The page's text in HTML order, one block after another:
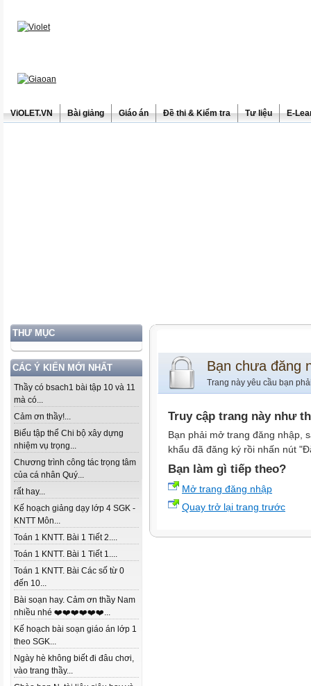
ViOLET.VN Bài giảng Giáo án Đề thi & Kiểm tra Tư liệu E-
THƯ MỤC
CÁC Ý KIẾN MỚI NHẤT
Thầy có bsach1 bài tập 10 và 11
mà có...
Cảm ơn thầy!...
Biểu tập thể Chi bộ xây dựng
nhiệm vụ trọng...
Chương trình công tác trọng tâm
của cá nhân Quý...
rất hay...
Kế hoạch giảng dạy lớp 4 SGK -
KNTT Môn...
Toán 1 KNTT. Bài 1 Tiết 2....
Toán 1 KNTT. Bài 1 Tiết 1....
Toán 1 KNTT. Bài Các số từ 0
đến 10...
Bài soạn hay. Cảm ơn thầy Nam
nhiều nhé ❤️❤️❤️❤️❤️❤️...
Kế hoạch bài soạn giáo án lớp 1
theo SGK...
Ngày hè không biết đi đâu chơi,
vào trang thầy...
Bạn chưa đăng
Trang này yêu cầu bạn
Truy cập trang này như
Bạn phải mở trang đăng nhập,
khẩu đã đăng ký rồi nhấn nút
Bạn làm gì tiếp theo?
Mở trang đăng nhập
Quay trở lại trang trước